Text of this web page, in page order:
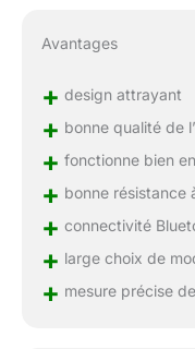
Avantages
+ design attrayant
+ bonne qualité de
+ fonctionne bien
+ bonne résistance
+ connectivité
+ large choix de
+ mesure précise